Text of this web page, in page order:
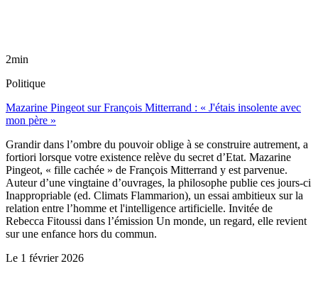
2min
Politique
Mazarine Pingeot sur François Mitterrand : « J'étais insolente avec
mon père »
Grandir dans l’ombre du pouvoir oblige à se construire autrement, a
fortiori lorsque votre existence relève du secret d’Etat. Mazarine
Pingeot, « fille cachée » de François Mitterrand y est parvenue.
Auteur d’une vingtaine d’ouvrages, la philosophe publie ces jours-ci
Inappropriable (ed. Climats Flammarion), un essai ambitieux sur la
relation entre l’homme et l'intelligence artificielle. Invitée de
Rebecca Fitoussi dans l’émission Un monde, un regard, elle revient
sur une enfance hors du commun.
Le 1 février 2026